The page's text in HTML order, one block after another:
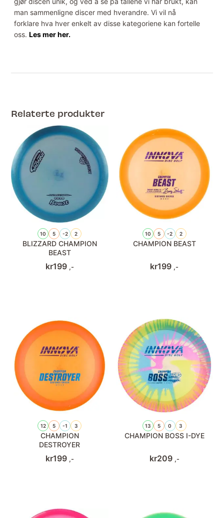
man sammenligne discer med hverandre. Vi vil nå
forklare hva hver enkelt av disse kategoriene kan fortelle
oss.Les mer her.
Relaterte produkter
10 5 -2 2
BLIZZARD CHAMPION
BEAST
kr199 ,-
10 5 -2 2
CHAMPION BEAST
kr199 ,-
12 5 -1 3
CHAMPION
DESTROYER
kr199 ,-
13 5 0 3
CHAMPION BOSS I-DYE
kr209 ,-